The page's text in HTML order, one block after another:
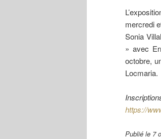
mercredi
Sonia
» avec
octobre,
Locmaria.
https://
Publié le 7